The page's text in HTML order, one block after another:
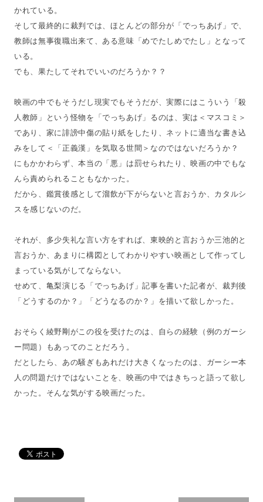
かれている。
そして最終的に裁判では、ほとんどの部分が「でっちあげ」で、
教師は無事復職出来て、ある意味「めでたしめでたし」となって
いる。
でも、果たしてそれでいいのだろうか？？
映画の中でもそうだし現実でもそうだが、実際にはこういう「殺
人教師」という怪物を「でっちあげ」るのは、実は＜マスコミ＞
であり、家に誹謗中傷の貼り紙をしたり、ネットに適当な書き込
みをして＜「正義漢」を気取る世間＞なのではないだろうか？
にもかかわらず、本当の「悪」は罰せられたり、映画の中でもな
んら責められることもなかった。
だから、鑑賞後感として溜飲が下がらないと言おうか、カタルシ
スを感じないのだ。
それが、多少失礼な言い方をすれば、東映的と言おうか三池的と
言おうか、あまりに構図としてわかりやすい映画として作ってし
まっている気がしてならない。
せめて、亀梨演じる「でっちあげ」記事を書いた記者が、裁判後
「どうするのか？」「どうなるのか？」を描いて欲しかった。
おそらく綾野剛がこの役を受けたのは、自らの経験（例のガーシ
ー問題）もあってのことだろう。
だとしたら、あの騒ぎもあれだけ大きくなったのは、ガーシー本
人の問題だけではないことを、映画の中ではきちっと語って欲し
かった。そんな気がする映画だった。